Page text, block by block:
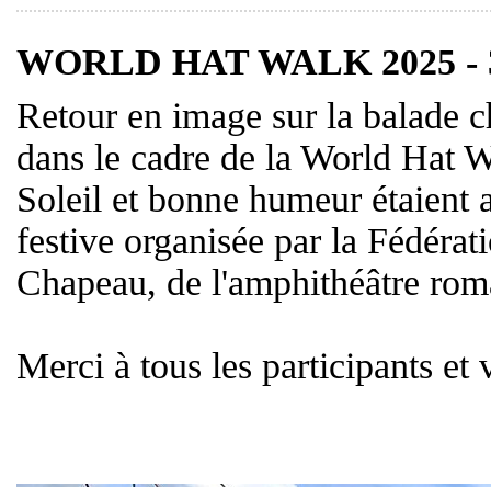
WORLD HAT WALK 2025 -
Retour en image sur la balade
dans le cadre de la World Hat
Soleil et bonne humeur
festive organisée par la
Chapeau, de l'amphithéâtre
Merci à tous les participants et